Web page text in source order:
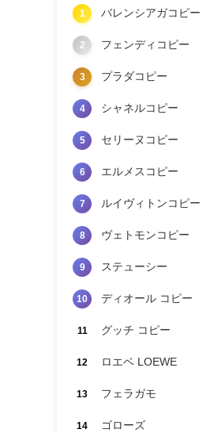
1 バレンシアガコピー
2 フェンディコピー
3 プラダコピー
4 シャネルコピー
5 セリーヌコピー
6 エルメスコピー
7 ルイヴィトンコピー
8 ヴェトモンコピー
9 ステューシー
10 ディオール コピー
11 グッチ コピー
12 ロエベ LOEWE
13 フェラガモ
14 ゴローズ